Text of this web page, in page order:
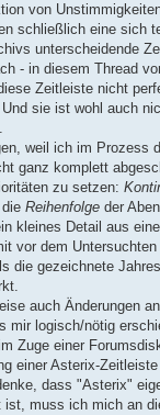
von
schließlich eine sich
unterscheidende
- in diesem Thread
Zeitleiste nicht
sie ist wohl auch
weil ich im Prozess
ganz komplett
zu setzen:
Reihenfolge der
kleines Detail aus
vor dem
die gezeichnete
auch Änderungen
mir logisch/nötig
Zuge einer
einer Asterix-
dass "Asterix"
ist, muss ich mich an